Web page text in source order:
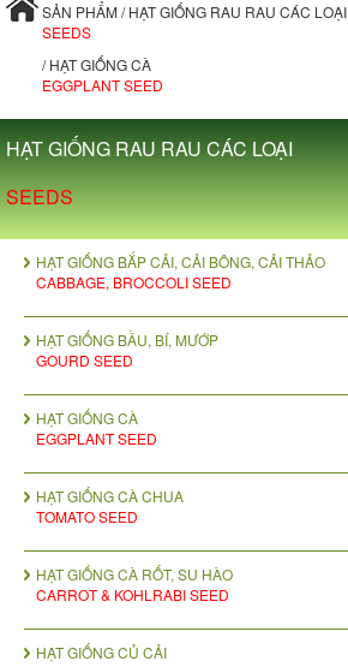
SẢN PHẨM / HẠT GIỐNG RAU RAU CÁC LOẠI
SEEDS
/ HẠT GIỐNG CÀ
EGGPLANT SEED
HẠT GIỐNG RAU RAU CÁC LOẠI
SEEDS
HẠT GIỐNG BẮP CẢI, CẢI BÔNG, CẢI THẢO
CABBAGE, BROCCOLI SEED
HẠT GIỐNG BẦU, BÍ, MƯỚP
GOURD SEED
HẠT GIỐNG CÀ
EGGPLANT SEED
HẠT GIỐNG CÀ CHUA
TOMATO SEED
HẠT GIỐNG CÀ RỐT, SU HÀO
CARROT & KOHLRABI SEED
HẠT GIỐNG CỦ CẢI